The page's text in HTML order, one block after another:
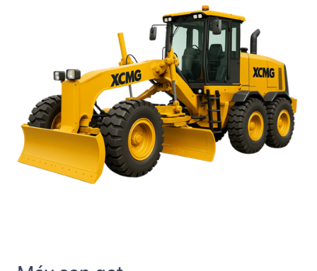
(Motor Grader) là thiết bị thi công cơ giới
chuyên dụng, đóng vai trò quan trọng trong việc
san phẳng
mặt đất, định hình bề mặt, tạo độ dốc và hoàn thiện nền
trong các công trình xây dựng, đường giao thông, sân
bay, thuỷ lợi, khai thác khoáng sản…
Sở hữu lưỡi gạt linh hoạt được đặt giữa khung xe, máy san
gạt có khả năng hoạt động chính xác và hiệu quả trên diện
tích rộng lớn, đặc biệt phù hợp cho những công trình cần độ
chính xác cao về độ phẳng và độ nghiêng.